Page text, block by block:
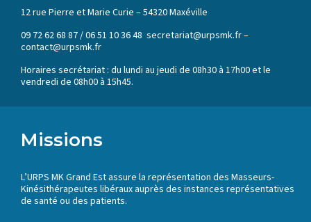
12 rue Pierre et Marie Curie – 54320 Maxéville
09 72 62 68 87 / 06 51 10 36 48 secretariat@urpsmk.fr –
contact@urpsmk.fr
Horaires secrétariat : du lundi au jeudi de 08h30 à 17h00 et le
vendredi de 08h00 à 15h45.
Missions
L’URPS MK Grand Est assure la représentation des Masseurs-
Kinésithérapeutes libéraux auprès des instances représentatives
de santé ou des patients.